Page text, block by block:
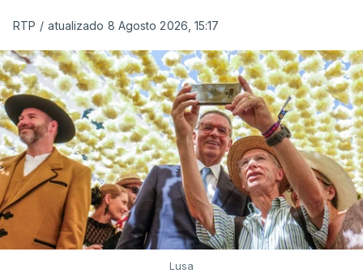
RTP / atualizado 8 Agosto 2026, 15:17
Lusa